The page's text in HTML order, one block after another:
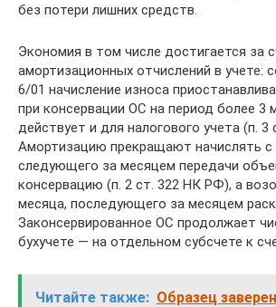
без потери лишних средств.
Экономия в том числе достигается за
амортизационных отчислений в учете:
6/01 начисление износа
при консервации ОС на период более 3
действует и для налогового учета (п. 3
Амортизацию прекращают начислять с
следующего за месяцем передачи
консервацию (п. 2 ст. 322 НК РФ), а
месяца, последующего за месяцем
Законсервированное ОС продолжает
бухучете — на отдельном субсчете к
Читайте также: Образец